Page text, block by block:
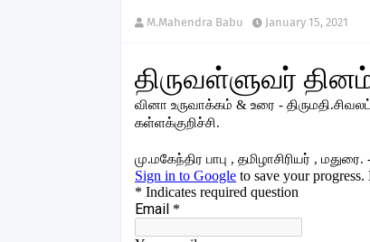
M.Mahendra Babu January 15, 2021